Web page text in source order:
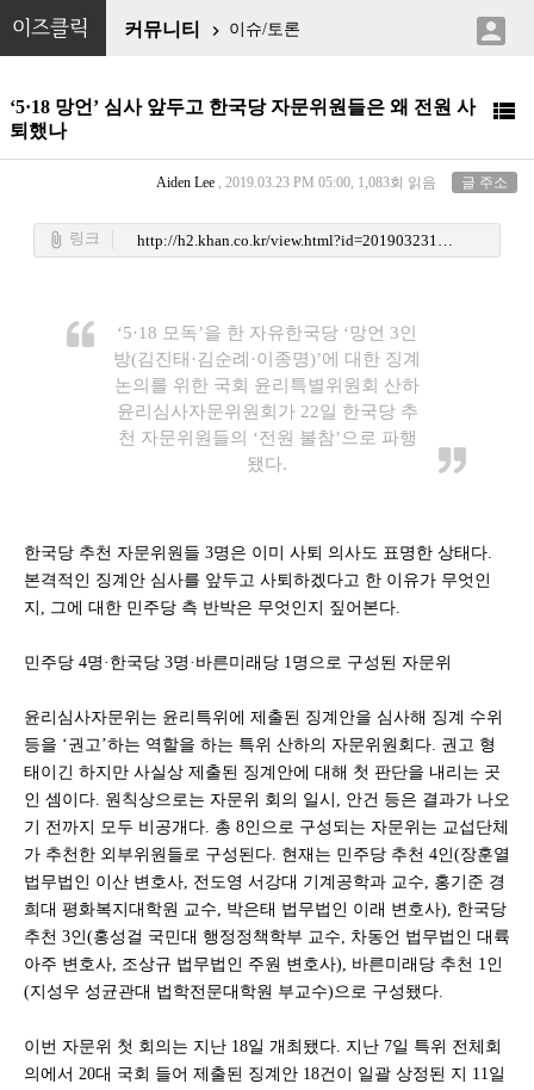
이즈클릭 커뮤니티  이슈/토론 
‘5·18 망언’ 심사 앞두고 한국당 자문위원들은 왜 전원 사
퇴했나

Aiden Lee , 2019.03.23 PM 05:00, 1,083회 읽음 글 주소
attach_file 링크 http://h2.khan.co.kr/view.html?id=201903231130001
‘5·18 모독’을 한 자유한국당 ‘망언 3인
방(김진태·김순례·이종명)’에 대한 징계
논의를 위한 국회 윤리특별위원회 산하
윤리심사자문위원회가 22일 한국당 추
천 자문위원들의 ‘전원 불참’으로 파행
됐다.
한국당 추천 자문위원들 3명은 이미 사퇴 의사도 표명한 상태다.
본격적인 징계안 심사를 앞두고 사퇴하겠다고 한 이유가 무엇인
지, 그에 대한 민주당 측 반박은 무엇인지 짚어본다.
민주당 4명·한국당 3명·바른미래당 1명으로 구성된 자문위
윤리심사자문위는 윤리특위에 제출된 징계안을 심사해 징계 수위
등을 ‘권고’하는 역할을 하는 특위 산하의 자문위원회다. 권고 형
태이긴 하지만 사실상 제출된 징계안에 대해 첫 판단을 내리는 곳
인 셈이다. 원칙상으로는 자문위 회의 일시, 안건 등은 결과가 나오
기 전까지 모두 비공개다. 총 8인으로 구성되는 자문위는 교섭단체
가 추천한 외부위원들로 구성된다. 현재는 민주당 추천 4인(장훈열
법무법인 이산 변호사, 전도영 서강대 기계공학과 교수, 홍기준 경
희대 평화복지대학원 교수, 박은태 법무법인 이래 변호사), 한국당
추천 3인(홍성걸 국민대 행정정책학부 교수, 차동언 법무법인 대륙
아주 변호사, 조상규 법무법인 주원 변호사), 바른미래당 추천 1인
(지성우 성균관대 법학전문대학원 부교수)으로 구성됐다.
이번 자문위 첫 회의는 지난 18일 개최됐다. 지난 7일 특위 전체회
의에서 20대 국회 들어 제출된 징계안 18건이 일괄 상정된 지 11일